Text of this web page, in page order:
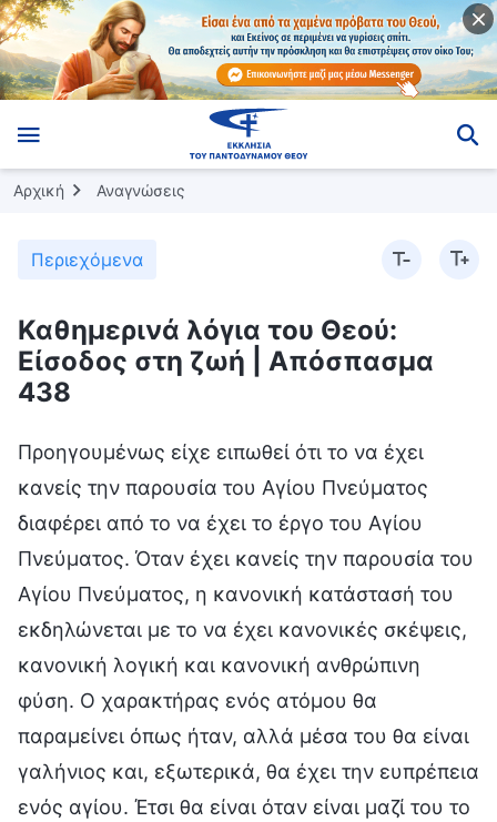
Αρχική Αναγνώσεις
Περιεχόμενα
Καθημερινά λόγια του Θεού:
Είσοδος στη ζωή | Απόσπασμα
438
Προηγουμένως είχε ειπωθεί ότι το να έχει
κανείς την παρουσία του Αγίου Πνεύματος
διαφέρει από το να έχει το έργο του Αγίου
Πνεύματος. Όταν έχει κανείς την παρουσία του
Αγίου Πνεύματος, η κανονική κατάστασή του
εκδηλώνεται με το να έχει κανονικές σκέψεις,
κανονική λογική και κανονική ανθρώπινη
φύση. Ο χαρακτήρας ενός ατόμου θα
παραμείνει όπως ήταν, αλλά μέσα του θα είναι
γαλήνιος και, εξωτερικά, θα έχει την ευπρέπεια
ενός αγίου. Έτσι θα είναι όταν είναι μαζί του το